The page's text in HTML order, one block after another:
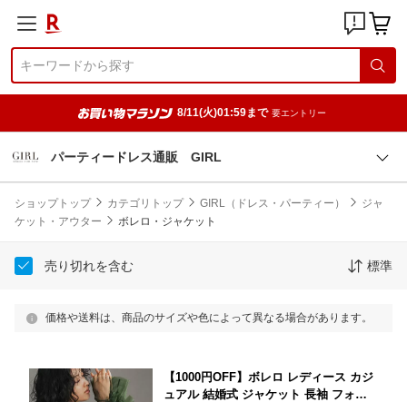
8/11(火)01:59まで 要エントリー
パーティードレス通販 GIRL
ショップトップ カテゴリトップ GIRL（ドレス・パーティー）
ジャ
ケット・アウター
ボレロ・ジャケット
売り切れを含む 標準
価格や送料は、商品のサイズや色によって異なる場合があります。
【1000円OFF】ボレロ レディース カジ
ュアル 結婚式 ジャケット 長袖 フォー